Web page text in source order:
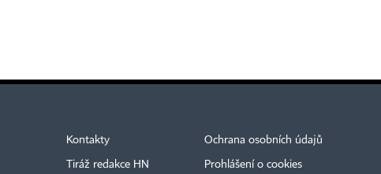
Kontakty
Tiráž redakce HN
Ochrana osobních údajů
Prohlášení o cookies